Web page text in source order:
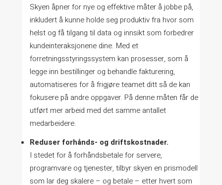
Skyen åpner for nye og effektive måter å jobbe på,
inkludert å kunne holde seg produktiv fra hvor som
helst og få tilgang til data og innsikt som forbedrer
kundeinteraksjonene dine. Med et
forretningsstyringssystem kan prosesser, som å
legge inn bestillinger og behandle fakturering,
automatiseres for å frigjøre teamet ditt så de kan
fokusere på andre oppgaver. På denne måten får de
utført mer arbeid med det samme antallet
medarbeidere.
Reduser forhånds- og driftskostnader.
I stedet for å forhåndsbetale for servere,
programvare og tjenester, tilbyr skyen en prismodell
som lar deg skalere – og betale – etter hvert som